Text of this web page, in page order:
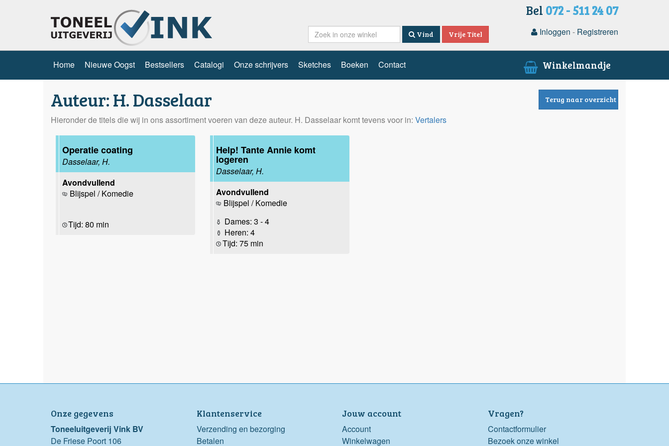
Bel 072 - 511 24 07
Vind Vrije Titel Inloggen - Registreren
Home Nieuwe Oogst Bestsellers Catalogi Onze schrijvers Sketches Boeken Contact Winkelmandje
Auteur: H. Dasselaar Terug naar overzicht
Hieronder de titels die wij in ons assortiment voeren van deze auteur. H. Dasselaar komt tevens voor in: Vertalers
Operatie coating
Dasselaar, H.
Avondvullend
Blijspel / Komedie
Tijd: 80 min
Help! Tante Annie komt
logeren
Dasselaar, H.
Avondvullend
Blijspel / Komedie
Dames: 3 - 4
Heren: 4
Tijd: 75 min
Onze gegevens
Toneeluitgeverij Vink BV
De Friese Poort 106
Klantenservice
Verzending en bezorging
Betalen
Jouw account
Account
Winkelwagen
Vragen?
Contactformulier
Bezoek onze winkel